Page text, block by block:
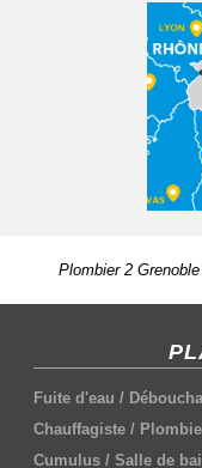
Plombier 2 Grenoble
Fuite d'eau /
Chauffagiste /
Cumulus /Salle de